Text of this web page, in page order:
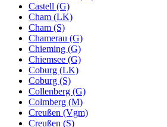
Castell (G)
Cham (LK)
Cham (S)
Chamerau (G)
Chieming (G)
Chiemsee (G)
Coburg (LK)
Coburg (S)
Collenberg (G)
Colmberg (M)
Creußen (Vgm)
Creußen (S)